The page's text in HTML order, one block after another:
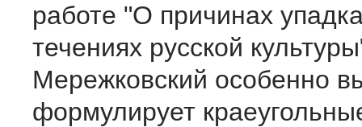
работе "О причинах
течениях русской
Мережковский особенно
формулирует